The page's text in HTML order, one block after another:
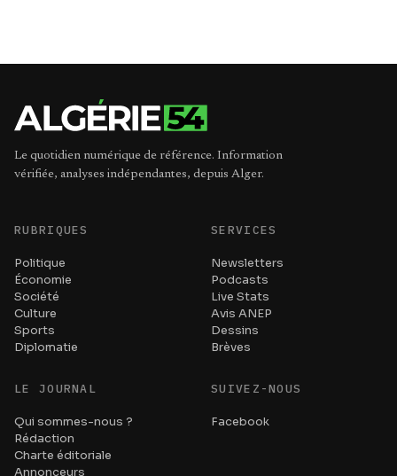
Le quotidien numérique de référence. Information
vérifiée, analyses indépendantes, depuis Alger.
RUBRIQUES
Politique
Économie
Société
Culture
Sports
Diplomatie
SERVICES
Newsletters
Podcasts
Live Stats
Avis ANEP
Dessins
Brèves
LE JOURNAL
Qui sommes-nous ?
Rédaction
Charte éditoriale
Annonceurs
SUIVEZ-NOUS
Facebook